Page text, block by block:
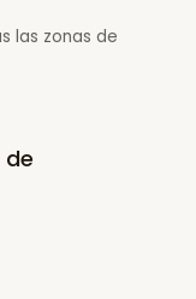
las zonas de
de